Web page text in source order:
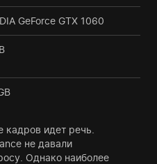
GeForce GTX 1060
кадров идет речь.
не давали
Однако наиболее